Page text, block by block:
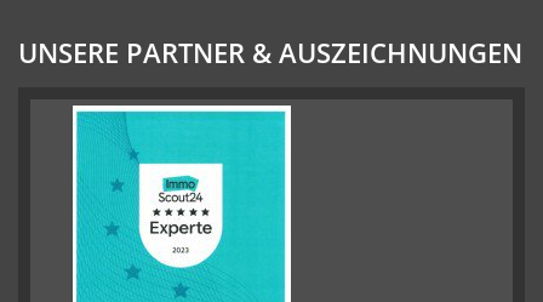
UNSERE PARTNER & AUSZEICHNUNGEN